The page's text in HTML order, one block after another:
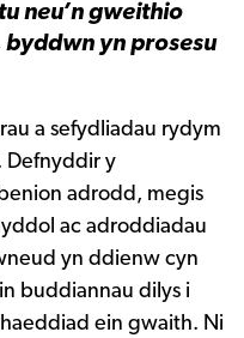
neu’n gweithio
yn prosesu
a sefydliadau rydym
Defnyddir y
adrodd, megis
ac adroddiadau
yn ddienw cyn
buddiannau dilys i
ein gwaith. Ni